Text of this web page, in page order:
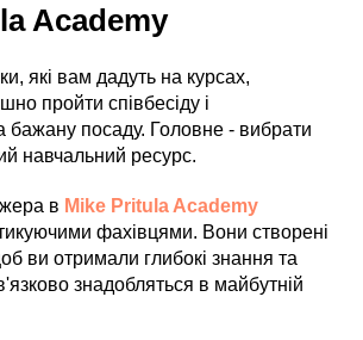
Academy
які вам дадуть на курсах,
пройти співбесіду і
бажану посаду. Головне - вибрати
навчальний ресурс.
в Mike Pritula Academy
фахівцями. Вони створені
ви отримали глибокі знання та
знадобляться в майбутній